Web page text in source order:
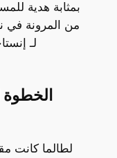
بمثابة هدية
من المرونة في
لـ
الخطوة
لطالما كانت